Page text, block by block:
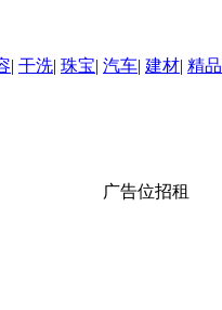
| 干洗| 珠宝| 汽车| 建材| 精品
广告位招租